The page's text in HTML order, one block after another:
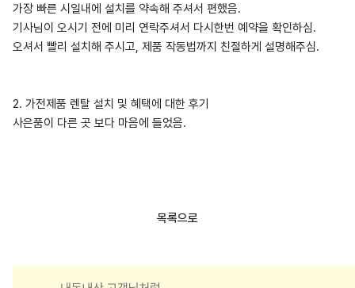
가장 빠른 시일내에 설치를 약속해 주셔서 편했음.
기사님이 오시기 전에 미리 연락주셔서 다시한번 예약을 확인하심.
오셔서 빨리 설치해 주시고, 제품 작동법까지 친절하게 설명해주심.
2. 가전제품 렌탈 설치 및 혜택에 대한 후기
사은품이 다른 곳 보다 마음에 들었음.
목록으로